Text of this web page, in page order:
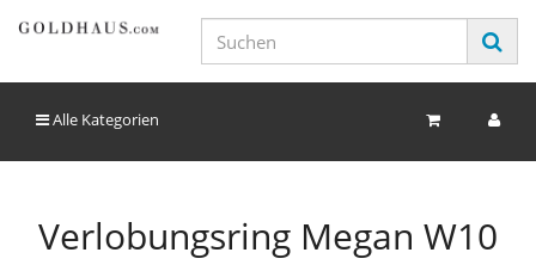
Alle Kategorien
Verlobungsring Megan W10